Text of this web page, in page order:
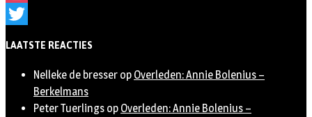
Instagram
LAATSTE REACTIES
Nelleke de bresser op Overleden: Annie Bolenius –
Berkelmans
Peter Tuerlings op Overleden: Annie Bolenius –